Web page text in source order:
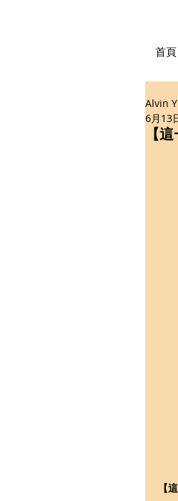
首頁
【
Alvin
6月13
【